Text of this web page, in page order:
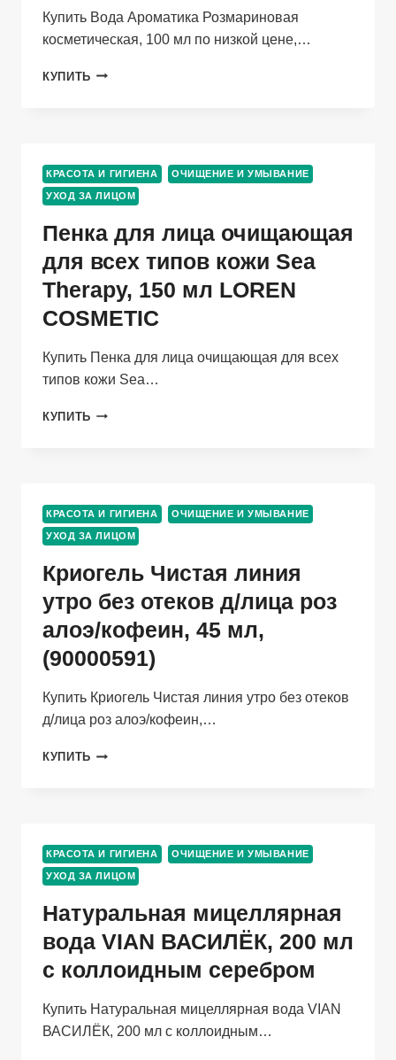
Купить Вода Ароматика Розмариновая
косметическая, 100 мл по низкой цене,…
КУПИТЬ ВОДА
КРАСОТА И ГИГИЕНА ОЧИЩЕНИЕ И УМЫВАНИЕ
УХОД ЗА ЛИЦОМ
Пенка для лица очищающая
для всех типов кожи Sea
Therapy, 150 мл LOREN
COSMETIC
Купить Пенка для лица очищающая для всех
типов кожи Sea…
КУПИТЬ ПЕНКА
ТИПОВ
КОЖИ
THERAPY,
МЛ
LOREN
COSMETIC
КРАСОТА И ГИГИЕНА ОЧИЩЕНИЕ И УМЫВАНИЕ
УХОД ЗА ЛИЦОМ
Криогель Чистая линия
утро без отеков д/лица роз
алоэ/кофеин, 45 мл,
(90000591)
Купить Криогель Чистая линия утро без отеков
д/лица роз алоэ/кофеин,…
КУПИТЬ КРИОГЕЛЬ
Д/
ЛИЦА
АЛОЭ/
45
МЛ,
(90000591)
КРАСОТА И ГИГИЕНА ОЧИЩЕНИЕ И УМЫВАНИЕ
УХОД ЗА ЛИЦОМ
Натуральная мицеллярная
вода VIAN ВАСИЛЁК, 200 мл
с коллоидным серебром
Купить Натуральная мицеллярная вода VIAN
ВАСИЛЁК, 200 мл с коллоидным…